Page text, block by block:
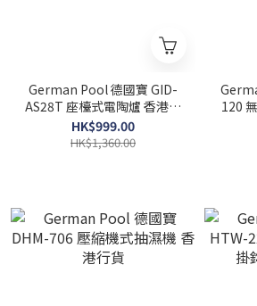
German Pool 德國寶 GID-
AS28T 座檯式電陶爐 香港行
貨
HK$999.00
HK$1,360.00
120